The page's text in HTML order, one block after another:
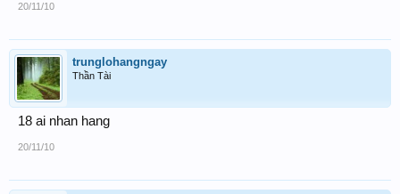
20/11/10
trunglohangngay
Thần Tài
18 ai nhan hang
20/11/10